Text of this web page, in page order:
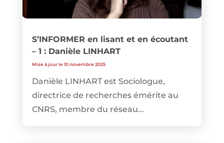
S’INFORMER en lisant et en écoutant
– 1 : Danièle LINHART
Mise à jour le 10 novembre 2025
Danièle LINHART est Sociologue,
directrice de recherches émérite au
CNRS, membre du réseau...